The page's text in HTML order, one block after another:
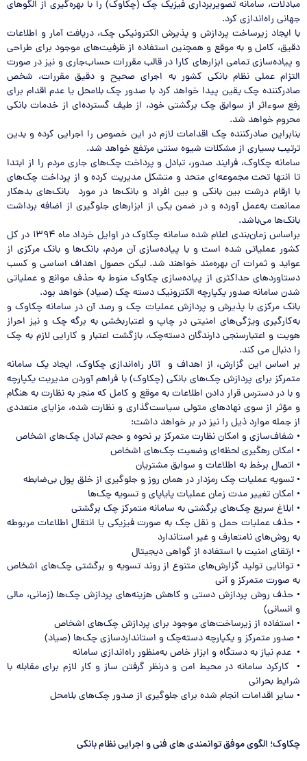
مبادلات، سامانه تصویربرداری فیزیک چک (چکاوک) را با بهره‌گیری از الگوهای
جهانی راه‌اندازی کرد.
با ایجاد زیرساخت پردازش و پذیرش الکترونیکی چک، دریافت آمار و اطلاعات
دقیق، کامل و به موقع و همچنین استفاده از ظرفیت‌های موجود برای طراحی
و پیاده‌سازی تمامی ابزارهای کارا در قالب مقررات حساب‌جاری و نیز در صورت
التزام عملی نظام بانکی کشور به اجرای صحیح و دقیق مقررات، شخص
صادرکننده چک یقین پیدا خواهد کرد با صدور چک بلامحل یا عدم‌ اقدام برای
رفع سوء‌اثر از سوابق چک‌ برگشتی خود، از طیف گسترده‌ای از خدمات بانکی‌
محروم خواهد ‌شد.
بنابراین صادرکننده چک اقدامات لازم در این خصوص را اجرایی کرده و بدین
ترتیب بسیاری از مشکلات شیوه سنتی مرتفع خواهد شد.
سامانه چکاوک، فرایند صدور، تبادل و پرداخت چک‌های جاری مردم را از ابتدا
تا انتها تحت مجموعه‌ای متحد و متشکل مدیریت کرده و از پرداخت چک‌های
با ارقام درشت بین بانکی و بین افراد و بانک‌ها در مورد بانک‌های بدهکار
ممانعت به‌عمل آورده و در ضمن یکی از ابزارهای جلوگیری از اضافه برداشت
بانک‌ها می‌باشد.
براساس زمان‌بندی اعلام شده سامانه چکاوک در اوایل خرداد ماه ۱۳۹۴ در کل
کشور عملیاتی شده است و با پیاده‌سازی آن مردم، بانک‌ها و بانک مرکزی از
عواید و ثمرات آن بهره‌مند خواهند شد. لیکن حصول اهداف اساسی و کسب
دستاوردهای حداکثری از پیاده‌سازی چکاوک منوط به حذف موانع و عملیاتی
شدن سامانه صدور یکپارچه الکترونیک دسته چک (صیاد) خواهد بود.
بانک مرکزی با پذیرش و پردازش عملیات چک و رصد آن در سامانه چکاوک و
به‌کارگیری ویژگی‌های امنیتی در چاپ و اعتباربخشی به برگه چک و نیز احراز
هویت و اعتبار‌سنجی دارندگان دسته‌چک،‌ بازگشت اعتبار و کارایی‌ لازم به چک
را دنبال می کند.
بر اساس این گزارش، از اهداف و آثار راه‌اندازی چکاوک، ایجاد یک سامانه
متمرکز برای پردازش چک‌های بانکی (چکاوک) با فراهم آوردن مدیریت یکپارچه
و با در دسترس قرار دادن اطلاعات به موقع و کامل که منجر به نظارت به هنگام
و مؤثر از سوی نهاد‌های متولی سیاست‌گذاری و نظارت شده، مزایای متعددی
از جمله موارد ذیل را نیز در بر خواهد داشت:
• شفاف‌سازی و امکان نظارت متمرکز بر نحوه و حجم تبادل چک‌های اشخاص
• امکان رهگیری لحظه‌ای وضعیت چک‌های اشخاص
• اتصال برخط به اطلاعات و سوابق مشتریان
• تسویه عملیات چک رمزدار در همان روز و جلوگیری از خلق پول بی‌ضابطه
• امکان تغییر مدت زمان عملیات پایاپای و تسویه چک‌ها
• ابلاغ سریع چک‌های برگشتی به سامانه متمرکز چک برگشتی
• حذف عملیات حمل و نقل چک به صورت فیزیکی یا انتقال اطلاعات مربوطه
به روش‌های نامتعارف و غیر استاندارد
• ارتقای امنیت با استفاده از گواهی دیجیتال
• توانایی تولید گزارش‌های‌ متنوع از روند تسویه و برگشتی چک‌های اشخاص
به صورت متمرکز و آنی
• حذف روش‌ پردازش دستی و کاهش هزینه‌های پردازش چک‌ها (زمانی، مالی
و انسانی)
• استفاده از زیرساخت‌های موجود برای پردازش چک‌های اشخاص
• صدور متمرکز و یکپارچه دسته‌چک و استاندارد‌سازی چک‌ها (صیاد)
• عدم نیاز به دستگاه‌ و ابزار خاص به‌منظور راه‌اندازی سامانه
• کارکرد سامانه در محیط امن و درنظر گرفتن ساز و کار لازم برای مقابله با
شرایط بحرانی
• سایر اقدامات انجام شده برای جلوگیری از صدور چک‌های بلامحل
چکاوک؛ الگوی موفق توانمندی های فنی و اجرایی نظام بانکی